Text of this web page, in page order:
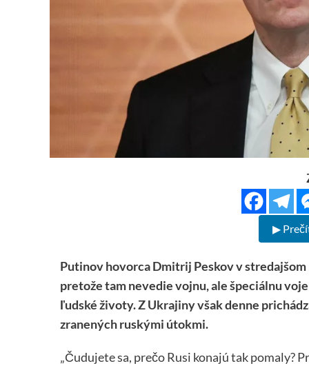
▶
Putinov hovorca Dmitrij Peskov v
pretože tam nevedie vojnu, ale špeciálnu
ľudské životy. Z Ukrajiny však denne
zranených ruskými útokmi.
„Čudujete sa, prečo Rusi konajú tak pomaly?